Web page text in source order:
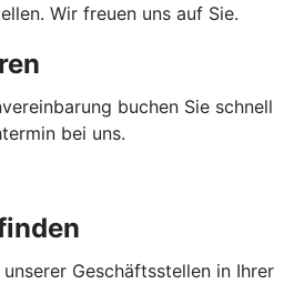
Wir freuen uns auf Sie.
buchen Sie schnell
bei uns.
Geschäftsstellen in Ihrer